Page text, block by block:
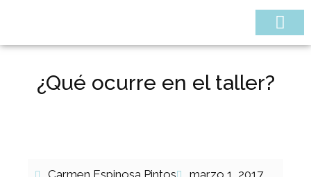
¿Qué ocurre en el taller?
Carmen Espinosa Pintos
marzo 1, 2017